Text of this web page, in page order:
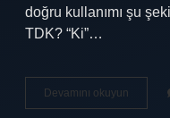
doğru kullanımı şu
TDK? “Ki”…
Devamını okuyun
Ki